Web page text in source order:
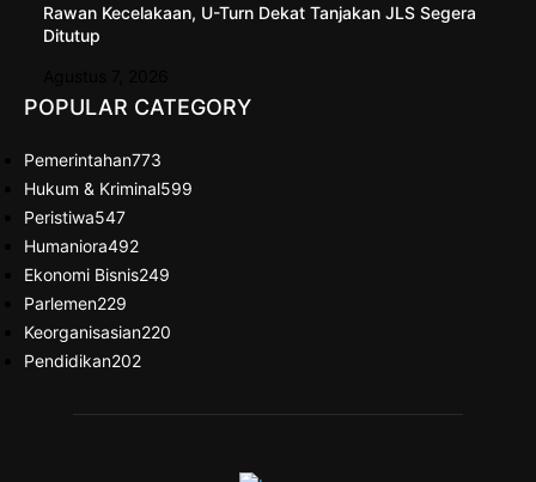
Rawan Kecelakaan, U-Turn Dekat Tanjakan JLS Segera
Ditutup
POPULAR CATEGORY
Pemerintahan773
Hukum & Kriminal599
Peristiwa547
Humaniora492
Ekonomi Bisnis249
Parlemen229
Keorganisasian220
Pendidikan202